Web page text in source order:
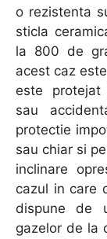
o rezistenta
sticla
la 800 de
acest caz
este protejat
sau
protectie
sau chiar si
inclinare
cazul in care
dispune de
gazelor de la